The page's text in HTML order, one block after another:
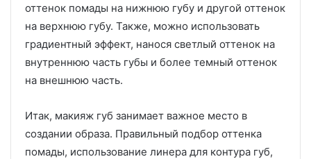
оттенок помады на нижнюю губу и другой оттенок
на верхнюю губу. Также, можно использовать
градиентный эффект, нанося светлый оттенок на
внутреннюю часть губы и более темный оттенок
на внешнюю часть.
Итак, макияж губ занимает важное место в
создании образа. Правильный подбор оттенка
помады, использование линера для контура губ,